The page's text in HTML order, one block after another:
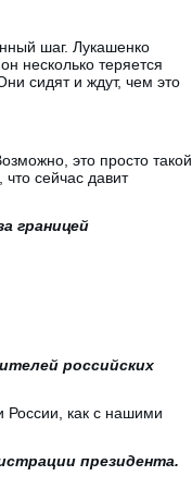
шаг. Лукашенко
несколько теряется
сидят и ждут, чем это
это просто такой
сейчас давит
границей
российских
России, как с нашими
президента.